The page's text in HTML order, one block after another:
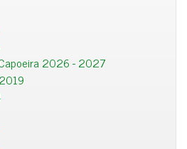
2026 - 2027